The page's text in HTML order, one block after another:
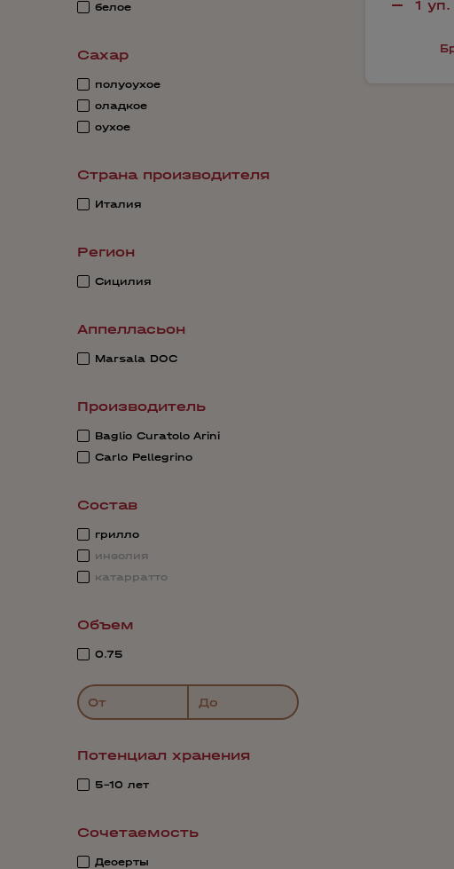
белое
Сахар
полусухое
сладкое
сухое
Страна производителя
Италия
Регион
Сицилия
Аппелласьон
Marsala DOС
Производитель
Baglio Curatolo Arini
Carlo Pellegrino
Состав
грилло
инзолия
катарратто
Объем
0.75
От До
Потенциал хранения
5-10 лет
Сочетаемость
Десерты